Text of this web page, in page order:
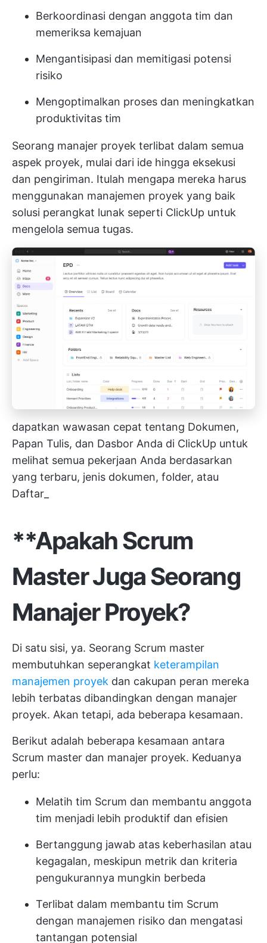
Berkoordinasi dengan anggota tim dan
memeriksa kemajuan
Mengantisipasi dan memitigasi potensi
risiko
Mengoptimalkan proses dan meningkatkan
produktivitas tim
Seorang manajer proyek terlibat dalam semua
aspek proyek, mulai dari ide hingga eksekusi
dan pengiriman. Itulah mengapa mereka harus
menggunakan manajemen proyek yang baik
solusi perangkat lunak seperti ClickUp untuk
mengelola semua tugas.
dapatkan wawasan cepat tentang Dokumen,
Papan Tulis, dan Dasbor Anda di ClickUp untuk
melihat semua pekerjaan Anda berdasarkan
yang terbaru, jenis dokumen, folder, atau
Daftar_
**Apakah Scrum
Master Juga Seorang
Manajer Proyek?
Di satu sisi, ya. Seorang Scrum master
membutuhkan seperangkat keterampilan
manajemen proyek dan cakupan peran mereka
lebih terbatas dibandingkan dengan manajer
proyek. Akan tetapi, ada beberapa kesamaan.
Berikut adalah beberapa kesamaan antara
Scrum master dan manajer proyek. Keduanya
perlu:
Melatih tim Scrum dan membantu anggota
tim menjadi lebih produktif dan efisien
Bertanggung jawab atas keberhasilan atau
kegagalan, meskipun metrik dan kriteria
pengukurannya mungkin berbeda
Terlibat dalam membantu tim Scrum
dengan manajemen risiko dan mengatasi
tantangan potensial